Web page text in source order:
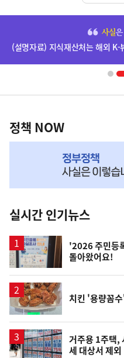
영
책
NOW,
뉴
스
정책 NOW
실시간 인기뉴스
'2026 주민등
돌아왔어요!
치킨 '용량꼼
거주용 1주택,
세 대상서 제외